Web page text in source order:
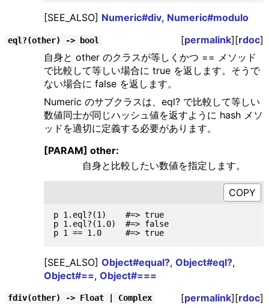
[SEE_ALSO] Numeric#div, Numeric#modulo
eql?(other) -> bool [permalink][rdoc]
自身と other のクラスが等しくかつ == メソッド
で比較して等しい場合に true を返します。そうで
ない場合に false を返します。
Numeric のサブクラスは、eql? で比較して等しい
数値同士が同じハッシュ値を返すように hash メソ
ッドを適切に定義する必要があります。
[PARAM] other:
自身と比較したい数値を指定します。
p 1.eql?(1)    #=> true
p 1.eql?(1.0)  #=> false
p 1 == 1.0     #=> true
[SEE_ALSO] Object#equal?, Object#eql?,
Object#==, Object#===
fdiv(other) -> Float | Complex [permalink][rdoc]